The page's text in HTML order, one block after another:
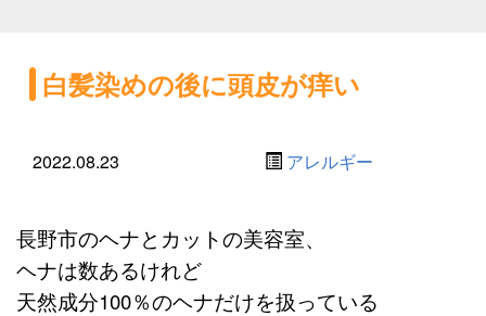
白髪染めの後に頭皮が痒い
2022.08.23 アレルギー
長野市のヘナとカットの美容室、
ヘナは数あるけれど
天然成分100％のヘナだけを扱っている